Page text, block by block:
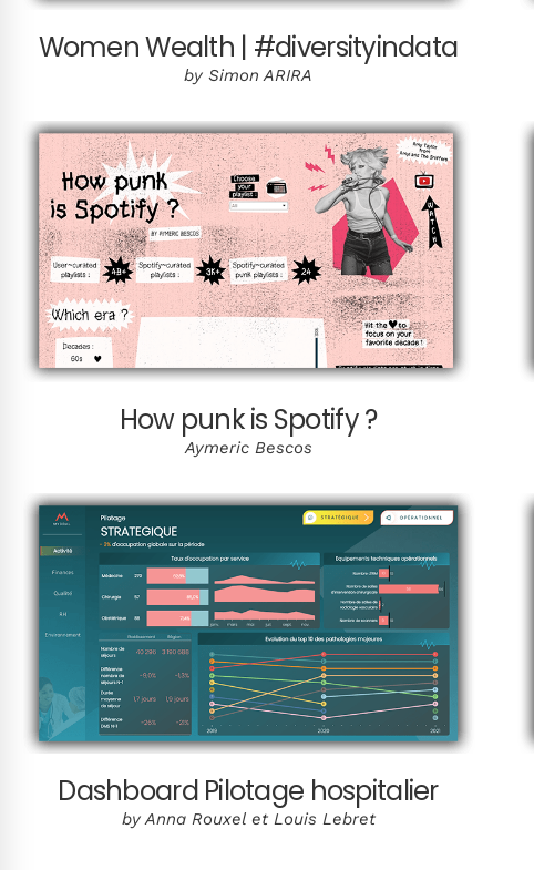
Women Wealth | #diversityindata
by Simon ARIRA
How punk is Spotify ?
Aymeric Bescos
Dashboard Pilotage hospitalier
by Anna Rouxel et Louis Lebret